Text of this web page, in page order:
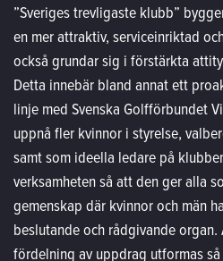
”Sveriges trevligaste klubb”
en mer attraktiv, serviceinriktad
också grundar sig i förstärkta
Detta innebär bland annat ett
linje med Svenska Golfförbundet
uppnå fler kvinnor i styrelse,
samt som ideella ledare på
verksamheten så att den ger alla
gemenskap där kvinnor och män
beslutande och rådgivande
fördelning av uppdrag utformas